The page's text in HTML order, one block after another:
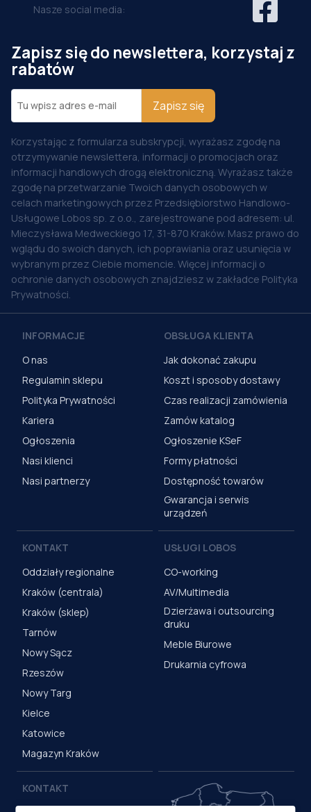
Nasze social media:
Zapisz się do newslettera, korzystaj z
rabatów
Zapisz się
Korzystając z formularza subskrypcji, wyrażasz zgodę na
otrzymywanie newslettera, informacji o promocjach oraz
informacji handlowych drogą elektroniczną. Wyrażasz także
zgodę na przetwarzanie Twoich danych osobowych w
celach marketingowych przez Przedsiębiorstwo Handlowo-
Usługowe Lobos sp. z o.o., zarejestrowane pod adresem: ul.
Mieczysława Medweckiego 17, 31-870 Kraków. Masz prawo do
wglądu do swoich danych, ich poprawiania oraz usunięcia w
wybranym przez Ciebie momencie. Więcej informacji o
ochronie danych osobowych znajdziesz w zakładce Polityka
Prywatności.
INFORMACJE
O nas
Regulamin sklepu
Polityka Prywatności
Kariera
Ogłoszenia
Nasi klienci
Nasi partnerzy
OBSŁUGA KLIENTA
Jak dokonać zakupu
Koszt i sposoby dostawy
Czas realizacji zamówienia
Zamów katalog
Ogłoszenie KSeF
Formy płatności
Dostępność towarów
Gwarancja i serwis
urządzeń
KONTAKT
Oddziały regionalne
Kraków (centrala)
Kraków (sklep)
Tarnów
Nowy Sącz
Rzeszów
Nowy Targ
Kielce
Katowice
Magazyn Kraków
USŁUGI LOBOS
CO-working
AV/Multimedia
Dzierżawa i outsourcing
druku
Meble Biurowe
Drukarnia cyfrowa
KONTAKT